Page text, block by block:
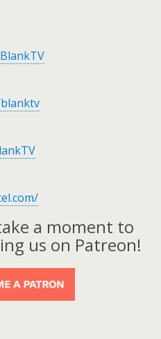
a moment to
us on Patreon!